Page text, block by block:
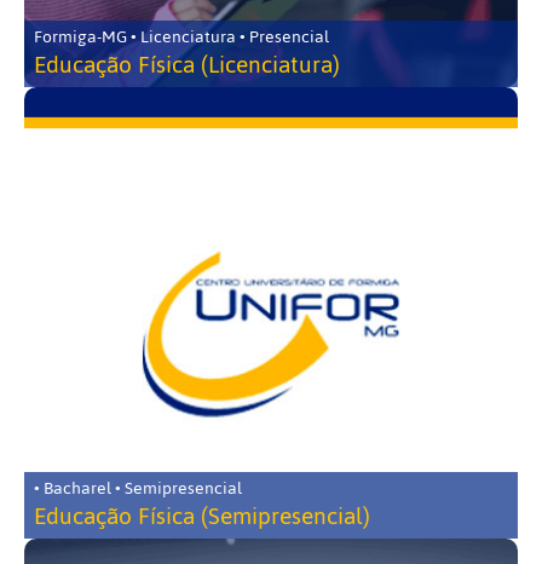
Formiga-MG • Licenciatura • Presencial
Educação Física (Licenciatura)
• Bacharel • Semipresencial
Educação Física (Semipresencial)